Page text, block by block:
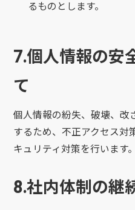
るものとします。
7.個人情報の安
て
個人情報の紛失、破壊、改
するため、不正アクセス対
キュリティ対策を行います。
8.社内体制の継